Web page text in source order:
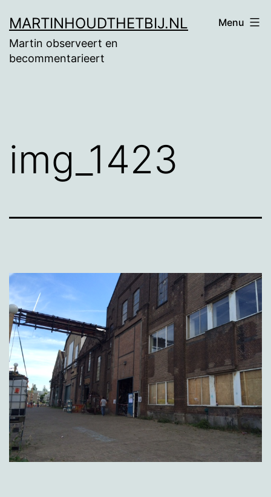
naar
de
MARTINHOUDTHETBIJ.NL
Martin observeert en
becommentarieert
Menu
img_1423